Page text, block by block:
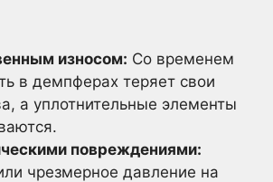
износом: Со временем
в демпферах теряет свои
а уплотнительные элементы
повреждениями:
чрезмерное давление на